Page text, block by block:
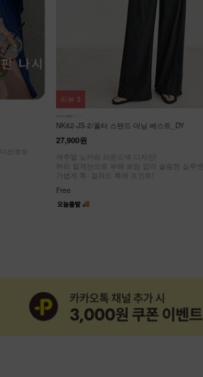
NK42-J-5/차이 숏자켓
25,900원
[ 한정수량 특가 ]
시원하게 스타일 살려봐요! 노카라 블링 버튼
Free
리뷰 3